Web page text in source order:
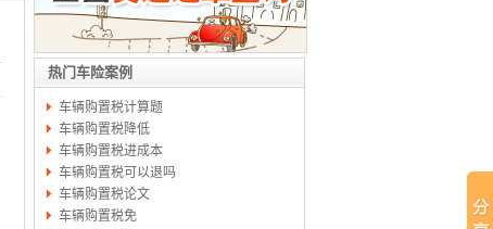
热门车险案例
车辆购置税计算题
车辆购置税降低
车辆购置税进成本
车辆购置税可以退吗
车辆购置税论文
车辆购置税免